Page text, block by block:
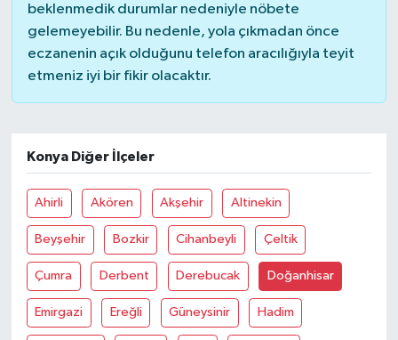
beklenmedik durumlar nedeniyle nöbete
gelemeyebilir. Bu nedenle, yola çıkmadan önce
eczanenin açık olduğunu telefon aracılığıyla teyit
etmeniz iyi bir fikir olacaktır.
Konya Diğer İlçeler
Ahirli Akören Akşehir Altinekin
Beyşehir Bozkir Cihanbeyli Çeltik
Çumra Derbent Derebucak Doğanhisar
Emirgazi Ereğli Güneysinir Hadim